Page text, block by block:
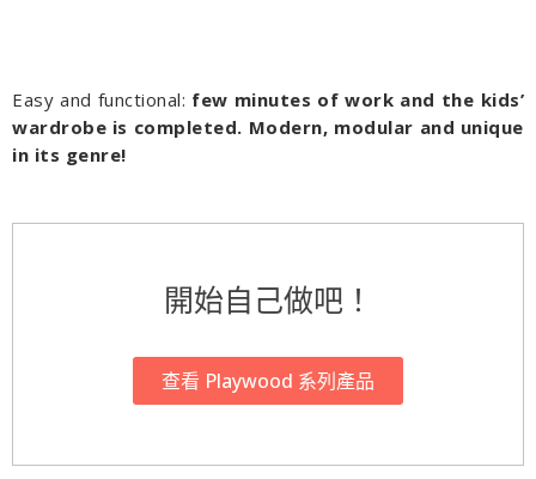
Easy and functional: few minutes of work and the kids’
wardrobe is completed. Modern, modular and unique
in its genre!
開始自己做吧！
查看 Playwood 系列產品